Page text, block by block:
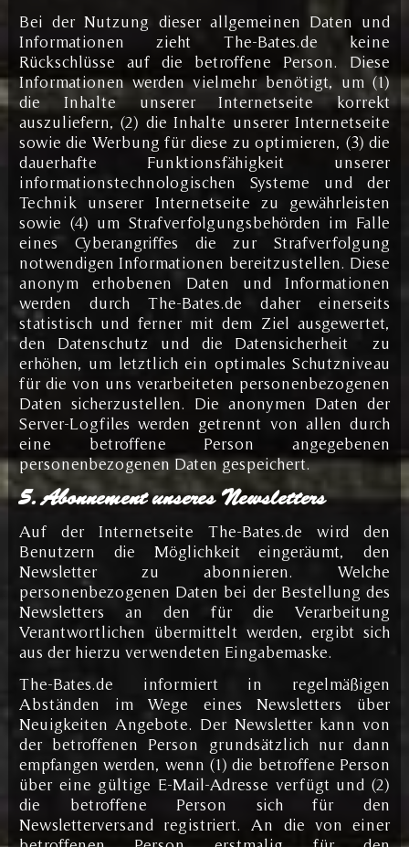
Bei der Nutzung dieser allgemeinen Daten und
Informationen zieht The-Bates.de keine
Rückschlüsse auf die betroffene Person. Diese
Informationen werden vielmehr benötigt, um (1)
die Inhalte unserer Internetseite korrekt
auszuliefern, (2) die Inhalte unserer Internetseite
sowie die Werbung für diese zu optimieren, (3) die
dauerhafte Funktionsfähigkeit unserer
informationstechnologischen Systeme und der
Technik unserer Internetseite zu gewährleisten
sowie (4) um Strafverfolgungsbehörden im Falle
eines Cyberangriffes die zur Strafverfolgung
notwendigen Informationen bereitzustellen. Diese
anonym erhobenen Daten und Informationen
werden durch The-Bates.de daher einerseits
statistisch und ferner mit dem Ziel ausgewertet,
den Datenschutz und die Datensicherheit zu
erhöhen, um letztlich ein optimales Schutzniveau
für die von uns verarbeiteten personenbezogenen
Daten sicherzustellen. Die anonymen Daten der
Server-Logfiles werden getrennt von allen durch
eine betroffene Person angegebenen
personenbezogenen Daten gespeichert.
5. Abonnement unseres Newsletters
Auf der Internetseite The-Bates.de wird den
Benutzern die Möglichkeit eingeräumt, den
Newsletter zu abonnieren. Welche
personenbezogenen Daten bei der Bestellung des
Newsletters an den für die Verarbeitung
Verantwortlichen übermittelt werden, ergibt sich
aus der hierzu verwendeten Eingabemaske.
The-Bates.de informiert in regelmäßigen
Abständen im Wege eines Newsletters über
Neuigkeiten Angebote. Der Newsletter kann von
der betroffenen Person grundsätzlich nur dann
empfangen werden, wenn (1) die betroffene Person
über eine gültige E-Mail-Adresse verfügt und (2)
die betroffene Person sich für den
Newsletterversand registriert. An die von einer